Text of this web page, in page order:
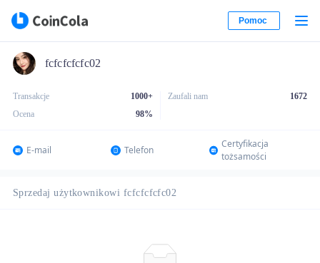
Pomoc
fcfcfcfcfc02
Transakcje
1000+
Ocena
98%
Zaufali nam 1672
E-mail Telefon
Certyfikacja
tożsamości
Sprzedaj użytkownikowi fcfcfcfcfc02